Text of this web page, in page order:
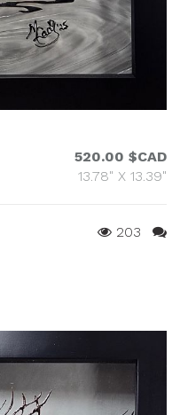
520.00 $CAD
13.78" X 13.39"
203